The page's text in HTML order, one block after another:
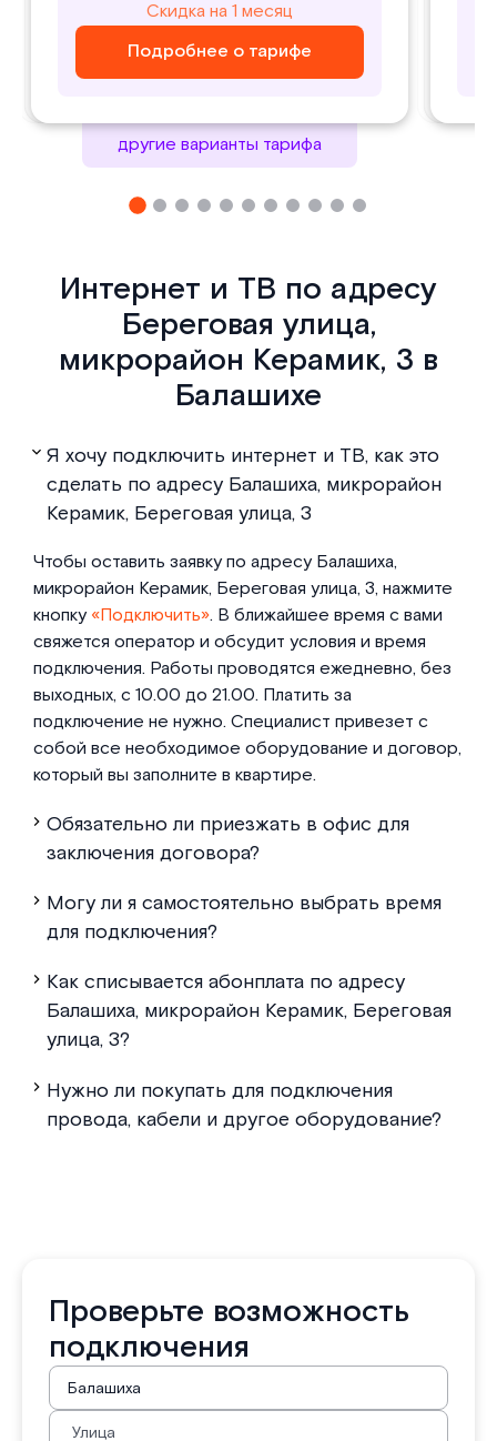
Скидка на 1 месяц
Подробнее о тарифе
Скидка на 1 месяц
Подробнее о тарифе
₽/ месяц
Подробнее о тарифе
₽/ месяц
Подробнее о тарифе
другие варианты тарифа
Интернет и ТВ по адресу
Береговая улица,
микрорайон Керамик, 3 в
Балашихе
Я хочу подключить интернет и ТВ, как это
сделать по адресу Балашиха, микрорайон
Керамик, Береговая улица, 3
Чтобы оставить заявку по адресу Балашиха,
микрорайон Керамик, Береговая улица, 3, нажмите
кнопку«Подключить». В ближайшее время с вами
свяжется оператор и обсудит условия и время
подключения. Работы проводятся ежедневно, без
выходных, с 10.00 до 21.00. Платить за
подключение не нужно. Специалист привезет с
собой все необходимое оборудование и договор,
который вы заполните в квартире.
Обязательно ли приезжать в офис для
заключения договора?
Могу ли я самостоятельно выбрать время
для подключения?
Как списывается абонплата по адресу
Балашиха, микрорайон Керамик, Береговая
улица, 3?
Нужно ли покупать для подключения
провода, кабели и другое оборудование?
Проверьте возможность
подключения